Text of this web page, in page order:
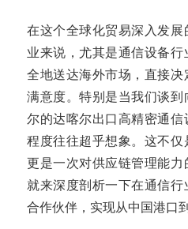
在这个全球化贸易深入发
业来说，尤其是通信设备
全地送达海外市场，直接
满意度。特别是当我们谈
尔的达喀尔出口高精密通
程度往往超乎想象。这不仅
更是一次对供应链管理能
就来深度剖析一下在通信
合作伙伴，实现从中国港口